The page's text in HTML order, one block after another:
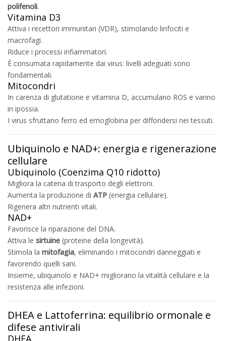
polifenoli.
Vitamina D3
Attiva i recettori immunitari (VDR), stimolando linfociti e
macrofagi.
Riduce i processi infiammatori.
È consumata rapidamente dai virus: livelli adeguati sono
fondamentali.
Mitocondri
In carenza di glutatione e vitamina D, accumulano ROS e vanno
in ipossia.
I virus sfruttano ferro ed emoglobina per diffondersi nei tessuti.
Ubiquinolo e NAD+: energia e rigenerazione
cellulare
Ubiquinolo (Coenzima Q10 ridotto)
Migliora la catena di trasporto degli elettroni.
Aumenta la produzione di ATP (energia cellulare).
Rigenera altri nutrienti vitali.
NAD+
Favorisce la riparazione del DNA.
Attiva le sirtuine (proteine della longevità).
Stimola la mitofagia, eliminando i mitocondri danneggiati e
favorendo quelli sani.
Insieme, ubiquinolo e NAD+ migliorano la vitalità cellulare e la
resistenza alle infezioni.
DHEA e Lattoferrina: equilibrio ormonale e
difese antivirali
DHEA